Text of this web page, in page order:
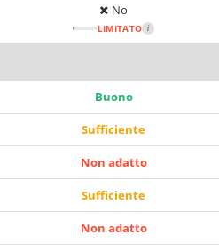
No
LIMITATO i
Buono
Sufficiente
Non adatto
Sufficiente
Non adatto